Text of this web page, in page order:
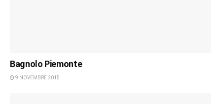
Bagnolo Piemonte
9 NOVEMBRE 2015